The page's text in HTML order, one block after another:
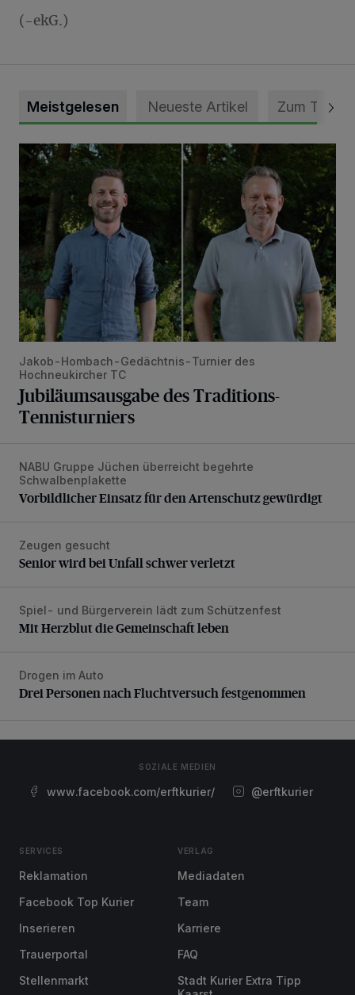
(-ekG.)
Meistgelesen Neueste Artikel Zum Thema
Jubiläumsausgabe des Traditions-Tennisturniers
Jakob-Hombach-Gedächtnis-Turnier des
Hochneukircher TC
Jubiläumsausgabe des Traditions-
Tennisturniers
Vorbildlicher Einsatz für den Artenschutz gewürdigt
NABU Gruppe Jüchen überreicht begehrte
Schwalbenplakette
Vorbildlicher Einsatz für den Artenschutz gewürdigt
Senior wird bei Unfall schwer verletzt
Zeugen gesucht
Senior wird bei Unfall schwer verletzt
Mit Herzblut die Gemeinschaft leben
Spiel- und Bürgerverein lädt zum Schützenfest
Mit Herzblut die Gemeinschaft leben
Drei Personen nach Fluchtversuch festgenommen
Drogen im Auto
Drei Personen nach Fluchtversuch festgenommen
SOZIALE MEDIEN
www.facebook.com/erftkurier/ @erftkurier
SERVICES
Reklamation
Facebook Top Kurier
Inserieren
Trauerportal
Stellenmarkt
VERLAG
Mediadaten
Team
Karriere
FAQ
Stadt Kurier Extra Tipp